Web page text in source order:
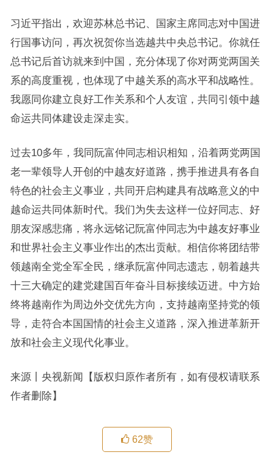
习近平指出，欢迎苏林总书记、国家主席同志对中国进
行国事访问，再次祝贺你当选越共中央总书记。你就任
总书记后首访就来到中国，充分体现了你对两党两国关
系的高度重视，也体现了中越关系的高水平和战略性。
我愿同你建立良好工作关系和个人友谊，共同引领中越
命运共同体建设走深走实。
过去10多年，我同阮富仲同志相识相知，沿着两党两国
老一辈领导人开创的中越友好道路，携手推进具有各自
特色的社会主义事业，共同开启构建具有战略意义的中
越命运共同体新时代。我们为失去这样一位好同志、好
朋友深感悲痛，将永远铭记阮富仲同志为中越友好事业
和世界社会主义事业作出的杰出贡献。相信你将团结带
领越南全党全军全民，继承阮富仲同志遗志，朝着越共
十三大确定的建党建国百年奋斗目标接续迈进。中方始
终将越南作为周边外交优先方向，支持越南坚持党的领
导，走符合本国国情的社会主义道路，深入推进革新开
放和社会主义现代化事业。
来源丨央视新闻【版权归原作者所有，如有侵权请联系
作者删除】
62赞